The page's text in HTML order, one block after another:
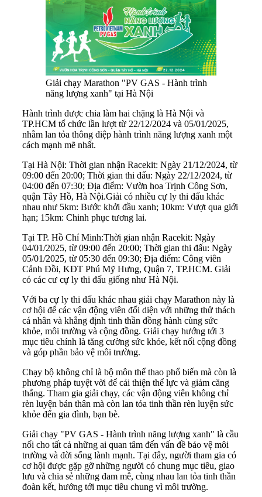
Giải chạy Marathon "PV GAS - Hành trình
năng lượng xanh" tại Hà Nội
Hành trình được chia làm hai chặng là Hà Nội và
TP.HCM tổ chức lần lượt từ 22/12/2024 và 05/01/2025,
nhằm lan tỏa thông điệp hành trình năng lượng xanh một
cách mạnh mẽ nhất.
Tại Hà Nội: Thời gian nhận Racekit: Ngày 21/12/2024, từ
09:00 đến 20:00; Thời gian thi đấu: Ngày 22/12/2024, từ
04:00 đến 07:30; Địa điểm: Vườn hoa Trịnh Công Sơn,
quận Tây Hồ, Hà Nội.Giải có nhiều cự ly thi đấu khác
nhau như 5km: Bước khởi đầu xanh; 10km: Vượt qua giới
hạn; 15km: Chinh phục tương lai.
Tại TP. Hồ Chí Minh:Thời gian nhận Racekit: Ngày
04/01/2025, từ 09:00 đến 20:00; Thời gian thi đấu: Ngày
05/01/2025, từ 05:30 đến 09:30; Địa điểm: Công viên
Cảnh Đồi, KĐT Phú Mỹ Hưng, Quận 7, TP.HCM. Giải
có các cư cự ly thi đấu giống như Hà Nội.
Với ba cự ly thi đấu khác nhau giải chạy Marathon này là
cơ hội để các vận động viên đối diện với những thử thách
cá nhân và khẳng định tinh thần đồng hành cùng sức
khỏe, môi trường và cộng đồng. Giải chạy hướng tới 3
mục tiêu chính là tăng cường sức khỏe, kết nối cộng đồng
và góp phần bảo vệ môi trường.
Chạy bộ không chỉ là bộ môn thể thao phổ biến mà còn là
phương pháp tuyệt vời để cải thiện thể lực và giảm căng
thẳng. Tham gia giải chạy, các vận động viên không chỉ
rèn luyện bản thân mà còn lan tỏa tinh thần rèn luyện sức
khỏe đến gia đình, bạn bè.
Giải chạy "PV GAS - Hành trình năng lượng xanh" là cầu
nối cho tất cả những ai quan tâm đến vấn đề bảo vệ môi
trường và đời sống lành mạnh. Tại đây, người tham gia có
cơ hội được gặp gỡ những người có chung mục tiêu, giao
lưu và chia sẻ những đam mê, cùng nhau lan tỏa tinh thần
đoàn kết, hướng tới mục tiêu chung vì môi trường.